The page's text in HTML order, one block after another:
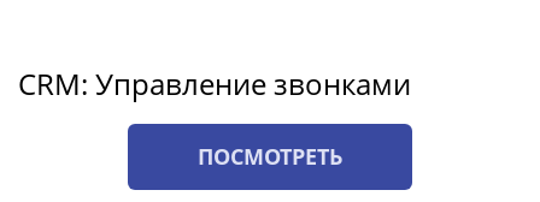
CRM: Управление звонками
ПОСМОТРЕТЬ